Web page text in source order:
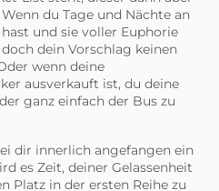
du Tage und Nächte an
und sie voller Euphorie
dein Vorschlag keinen
wenn deine
ausverkauft ist, du deine
ganz einfach der Bus zu
dir innerlich angefangen ein
es Zeit, deiner Gelassenheit
Platz in der ersten Reihe zu